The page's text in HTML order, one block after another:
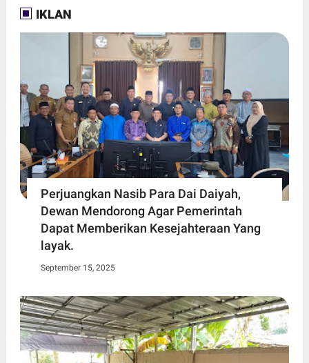
IKLAN
Perjuangkan Nasib Para Dai Daiyah,
Dewan Mendorong Agar Pemerintah
Dapat Memberikan Kesejahteraan Yang
layak.
September 15, 2025